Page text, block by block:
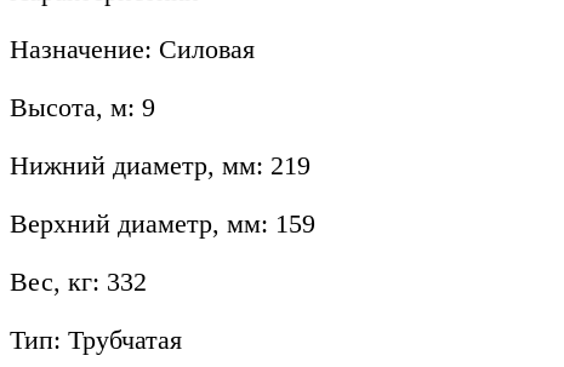
Назначение: Силовая
Высота, м: 9
Нижний диаметр, мм: 219
Верхний диаметр, мм: 159
Вес, кг: 332
Тип: Трубчатая